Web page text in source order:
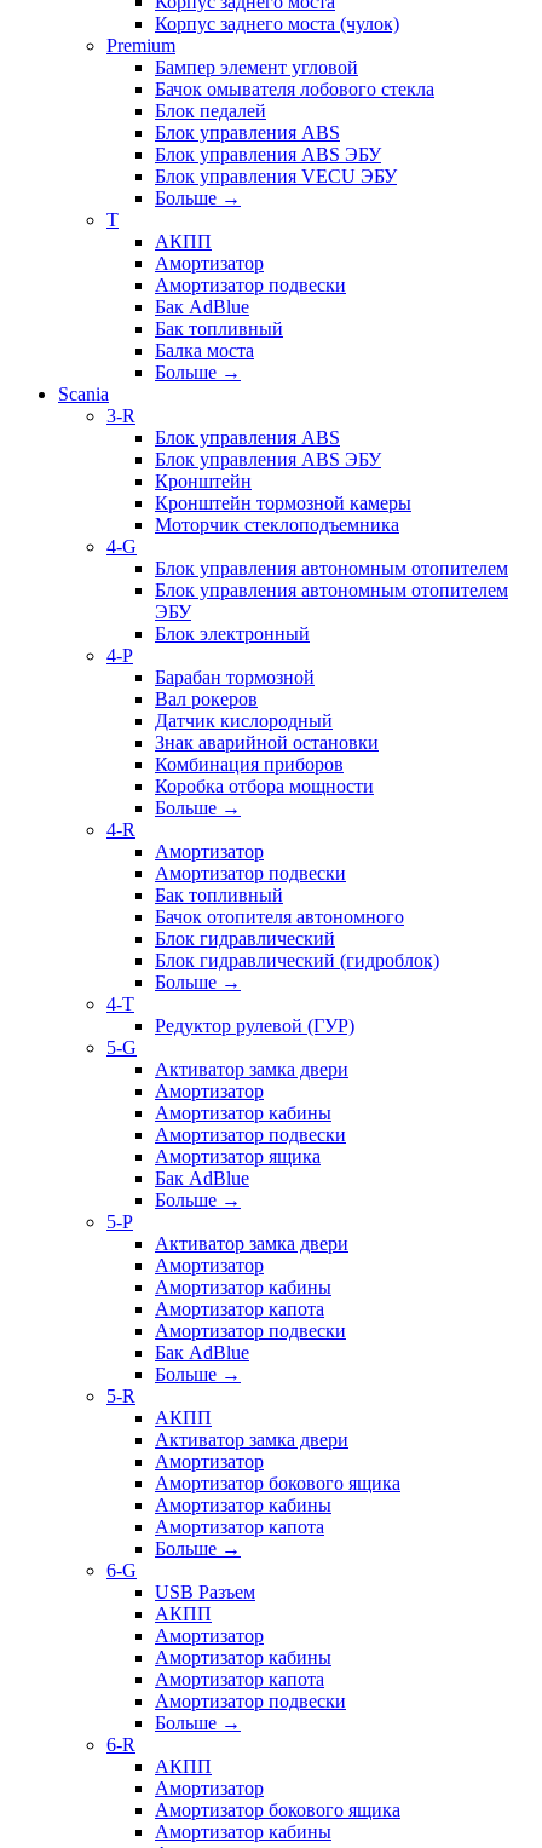
Корпус заднего моста (чулок)
Premium
Бампер элемент угловой
Бачок омывателя лобового стекла
Блок педалей
Блок управления ABS
Блок управления ABS ЭБУ
Блок управления VECU ЭБУ
Больше →
T
АКПП
Амортизатор
Амортизатор подвески
Бак AdBlue
Бак топливный
Балка моста
Больше →
Scania
3-R
Блок управления ABS
Блок управления ABS ЭБУ
Кронштейн
Кронштейн тормозной камеры
Моторчик стеклоподъемника
4-G
Блок управления автономным отопителем
Блок управления автономным отопителем
ЭБУ
Блок электронный
4-P
Барабан тормозной
Вал рокеров
Датчик кислородный
Знак аварийной остановки
Комбинация приборов
Коробка отбора мощности
Больше →
4-R
Амортизатор
Амортизатор подвески
Бак топливный
Бачок отопителя автономного
Блок гидравлический
Блок гидравлический (гидроблок)
Больше →
4-T
Редуктор рулевой (ГУР)
5-G
Активатор замка двери
Амортизатор
Амортизатор кабины
Амортизатор подвески
Амортизатор ящика
Бак AdBlue
Больше →
5-P
Активатор замка двери
Амортизатор
Амортизатор кабины
Амортизатор капота
Амортизатор подвески
Бак AdBlue
Больше →
5-R
АКПП
Активатор замка двери
Амортизатор
Амортизатор бокового ящика
Амортизатор кабины
Амортизатор капота
Больше →
6-G
USB Разъем
АКПП
Амортизатор
Амортизатор кабины
Амортизатор капота
Амортизатор подвески
Больше →
6-R
АКПП
Амортизатор
Амортизатор бокового ящика
Амортизатор кабины